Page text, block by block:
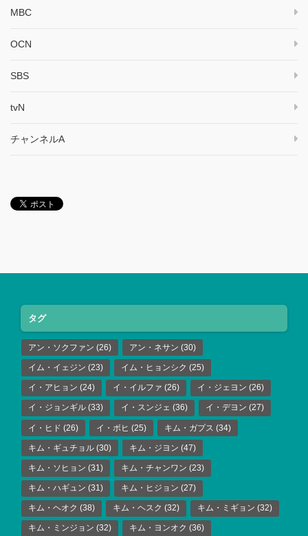
MBC
OCN
SBS
tvN
チャンネルA
タグ
アン・ソクファン (26) アン・ネサン (30)
イム・イェジン (23) イム・ヒョンシク (25)
イ・アヒョン (24) イ・イルファ (26) イ・ジェヨン (26)
イ・ジョンギル (33) イ・スンジェ (36) イ・デヨン (27)
イ・ヒド (26) イ・ボヒ (25) キム・ガプス (34)
キム・ギュチョル (30) キム・ジヨン (47)
キム・ソヒョン (31) キム・チャンワン (23)
キム・ハギュン (31) キム・ヒジョン (27)
キム・ヘオク (38) キム・ヘスク (32) キム・ミギョン (32)
キム・ミンジョン (32) キム・ヨンオク (36)